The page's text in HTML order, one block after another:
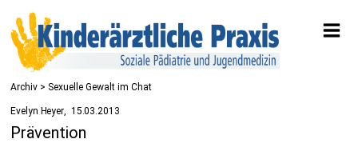
Archiv > Sexuelle Gewalt im Chat
Evelyn Heyer 15.03.2013
Prävention